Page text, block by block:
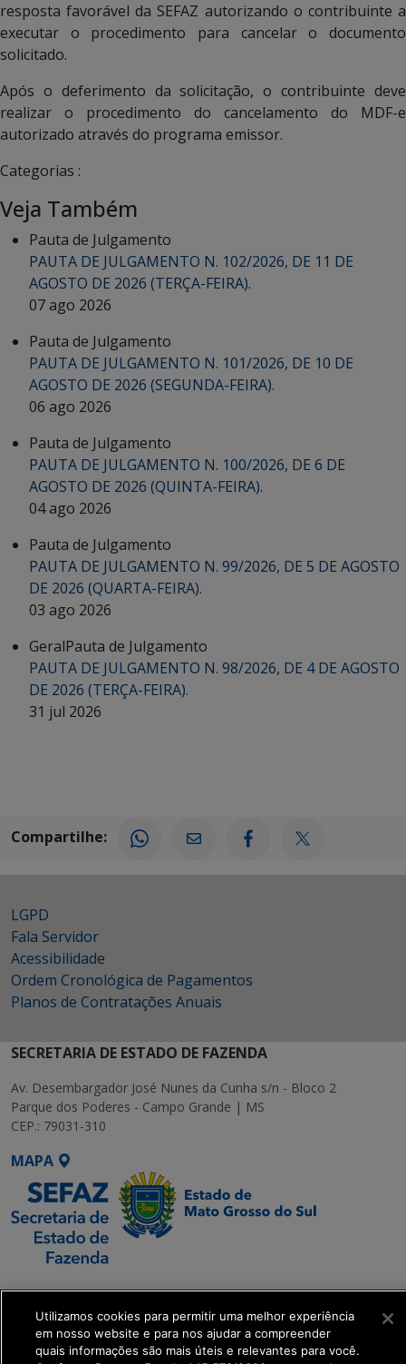
resposta favorável da SEFAZ autorizando o contribuinte a
executar o procedimento para cancelar o documento
solicitado.
Após o deferimento da solicitação, o contribuinte deve
realizar o procedimento do cancelamento do MDF-e
autorizado através do programa emissor.
Categorias :
Veja Também
Pauta de Julgamento
PAUTA DE JULGAMENTO N. 102/2026, DE 11 DE
AGOSTO DE 2026 (TERÇA-FEIRA).
07 ago 2026
Pauta de Julgamento
PAUTA DE JULGAMENTO N. 101/2026, DE 10 DE
AGOSTO DE 2026 (SEGUNDA-FEIRA).
06 ago 2026
Pauta de Julgamento
PAUTA DE JULGAMENTO N. 100/2026, DE 6 DE
AGOSTO DE 2026 (QUINTA-FEIRA).
04 ago 2026
Pauta de Julgamento
PAUTA DE JULGAMENTO N. 99/2026, DE 5 DE AGOSTO
DE 2026 (QUARTA-FEIRA).
03 ago 2026
GeralPauta de Julgamento
PAUTA DE JULGAMENTO N. 98/2026, DE 4 DE AGOSTO
DE 2026 (TERÇA-FEIRA).
31 jul 2026
Compartilhe:
LGPD
Fala Servidor
Acessibilidade
Ordem Cronológica de Pagamentos
Planos de Contratações Anuais
SECRETARIA DE ESTADO DE FAZENDA
Av. Desembargador José Nunes da Cunha s/n - Bloco 2
Parque dos Poderes - Campo Grande | MS
CEP.: 79031-310
MAPA
SETDIG | Secretaria-
Executiva de
Transformação Digital
Utilizamos cookies para permitir uma melhor experiência
em nosso website e para nos ajudar a compreender
quais informações são mais úteis e relevantes para você.